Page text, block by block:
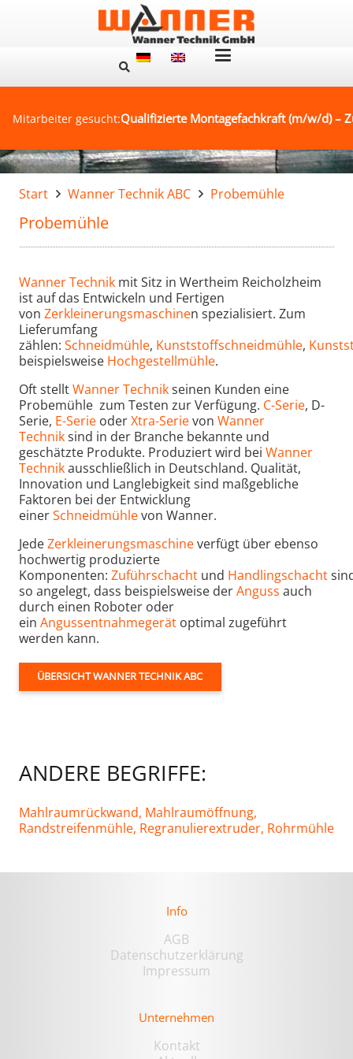
Mitarbeiter gesucht:Qualifizierte Montagefachkraft (m/w/d) –
Start Wanner Technik ABC Probemühle
Probemühle
Wanner Technik mit Sitz in Wertheim Reicholzheim
ist auf das Entwickeln und Fertigen
von Zerkleinerungsmaschinen spezialisiert. Zum
Lieferumfang
zählen: Schneidmühle, Kunststoffschneidmühle,
beispielsweise Hochgestellmühle.
Oft stelltWanner Technikseinen Kunden eine
Probemühle zum Testen zur Verfügung. C-Serie, D-
Serie, E-Serie oderXtra-Serievon Wanner
Techniksind in der Branche bekannte und
geschätzte Produkte. Produziert wird bei Wanner
Technikausschließlich in Deutschland. Qualität,
Innovation und Langlebigkeit sind maßgebliche
Faktoren bei der Entwicklung
einerSchneidmühlevon Wanner.
JedeZerkleinerungsmaschineverfügt über ebenso
hochwertig produzierte
Komponenten: Zuführschacht und Handlingschacht
so angelegt, dass beispielsweise derAnguss auch
durch einen Roboter oder
ein Angussentnahmegerät optimal zugeführt
werden kann.
ÜBERSICHT WANNER TECHNIK ABC
ANDERE BEGRIFFE:
Mahlraumrückwand, Mahlraumöffnung,
Randstreifenmühle, Regranulierextruder, Rohrmühle
Info
AGB
Datenschutzerklärung
Impressum
Unternehmen
Kontakt